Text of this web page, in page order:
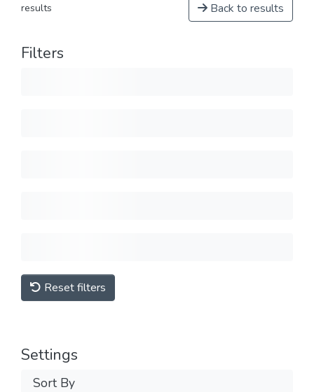
results Back to results
Filters
Reset filters
Settings
Sort By